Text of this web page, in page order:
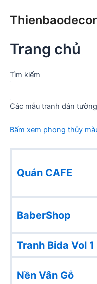
Trang chủ
Tìm kiếm
Các mẫu tranh dán
Bấm xem phong thủy
Quán CAFE
BaberShop
Tranh Bida Vol 1
Nền Vân Gỗ